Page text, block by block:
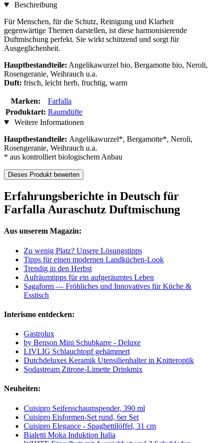
Beschreibung
Für Menschen, für die Schutz, Reinigung und Klarheit
gegenwärtige Themen darstellen, ist diese harmonisierende
Duftmischung perfekt. Sie wirkt schützend und sorgt für
Ausgeglichenheit.
Hauptbestandteile: Angelikawurzel bio, Bergamotte bio, Neroli,
Rosengeranie, Weihrauch u.a.
Duft: frisch, leicht herb, fruchtig, warm
Marken:
Farfalla
Produktart: Raumdüfte
Weitere Informationen
Hauptbestandteile: Angelikawurzel*, Bergamotte*, Neroli,
Rosengeranie, Weihrauch u.a.
* aus kontrolliert biologischem Anbau
Dieses Produkt bewerten
Erfahrungsberichte in Deutsch für
Farfalla Auraschutz Duftmischung
Aus unserem Magazin:
Zu wenig Platz? Unsere Lösungstipps
Tipps für einen modernen Landküchen-Look
Trendig in den Herbst
Aufräumtipps für ein aufgeräumtes Leben
Sagaform — Fröhliches und Innovatives für Küche &
Esstisch
Interismo entdecken:
Gastrolux
by Benson Mini Schubkarre - Deluxe
LIVLIG Schlauchtopf gehämmert
Dutchdeluxes Keramik Utensilienhalter in Knitteroptik
Sodastream Zitrone-Limette Drinkmix
Neuheiten:
Cuisipro Seifenschaumspender, 390 ml
Cuisipro Eisformen-Set rund, 6er Set
Cuisipro Elegance - Spaghettilöffel, 31 cm
Bialetti Moka Induktion Italia